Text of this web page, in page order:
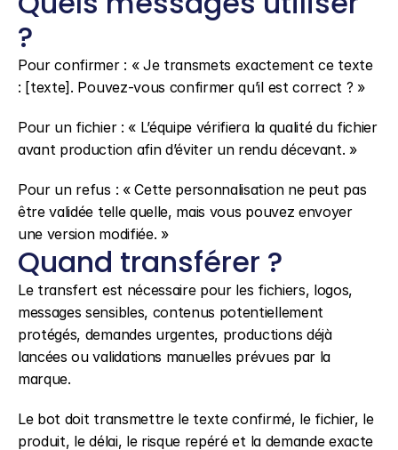
?
Pour confirmer : « Je transmets exactement ce texte
: [texte]. Pouvez-vous confirmer qu’il est correct ? »
Pour un fichier : « L’équipe vérifiera la qualité du fichier
avant production afin d’éviter un rendu décevant. »
Pour un refus : « Cette personnalisation ne peut pas
être validée telle quelle, mais vous pouvez envoyer
une version modifiée. »
Quand transférer ?
Le transfert est nécessaire pour les fichiers, logos,
messages sensibles, contenus potentiellement
protégés, demandes urgentes, productions déjà
lancées ou validations manuelles prévues par la
marque.
Le bot doit transmettre le texte confirmé, le fichier, le
produit, le délai, le risque repéré et la demande exacte